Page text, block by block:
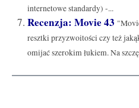
internetowe standardy) -...
Recenzja: Movie 43
resztki przyzwoitości czy też
omijać szerokim łukiem. Na